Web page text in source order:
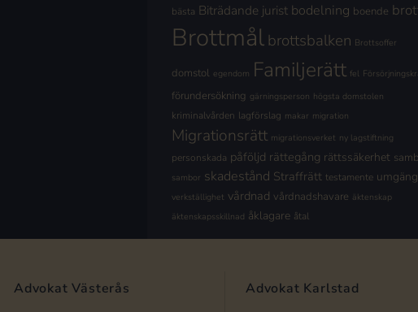
bästa Biträdande jurist bodelning boende
Brottmålbrottsbalken Brottsoffer
domstol egendom Familjerätt fel
förundersökning gärningsperson högsta domstolen
kriminalvården lagförslag makar migration
Migrationsrätt migrationsverket ny lagstiftning
personskada påföljd rättegång rättssäkerhet
sambor skadestånd Straffrätt testamente
verkställighet vårdnad vårdnadshavare äktenskap
äktenskapsskillnad åklagare åtal
Advokat Västerås
Advokat Karlstad